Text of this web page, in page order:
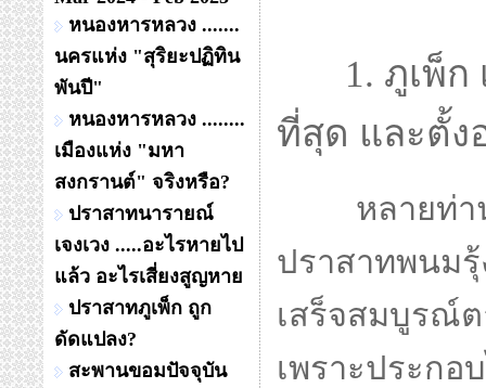
หนองหารหลวง .......
นครแห่ง "สุริยะปฏิทิน
พันปี"
หนองหารหลวง ........
เมืองแห่ง "มหา
สงกรานต์" จริงหรือ?
ปราสาทนารายณ์
เจงเวง .....อะไรหายไป
แล้ว อะไรเสี่ยงสูญหาย
ปราสาทภูเพ็ก ถูก
ดัดแปลง?
สะพานขอมปัจจุบัน
1. ภูเพ็ก
ที่สุด และตั้ง
หลายท่า
ปราสาทพนมรุ้
เสร็จสมบูรณ์
เพราะประกอ